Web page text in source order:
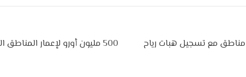
مع تسجيل هبات رياح
500 مليون أورو لإعمار